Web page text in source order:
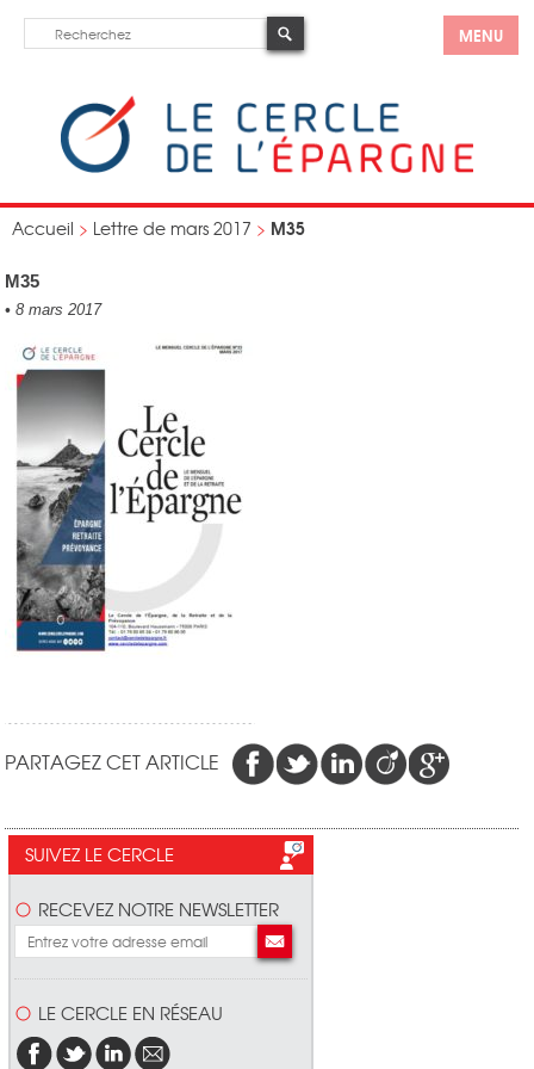
MENU
Accueil > Lettre de mars 2017 > M35
M35
• 8 mars 2017
PARTAGEZ CET ARTICLE
SUIVEZ LE CERCLE
RECEVEZ NOTRE NEWSLETTER
LE CERCLE EN RÉSEAU